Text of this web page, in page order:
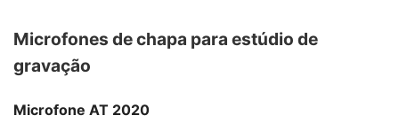
Microfones de chapa para estúdio de
gravação
Microfone AT 2020